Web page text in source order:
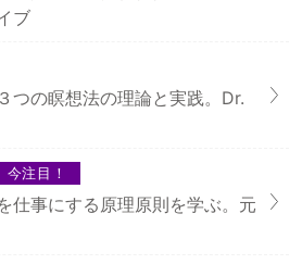
ブ
つの瞑想法の理論と実践。Dr.
今注目！
仕事にする原理原則を学ぶ。元